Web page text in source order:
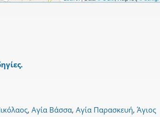
, Αγία Βάσσα, Αγία Παρασκευή, Άγιος